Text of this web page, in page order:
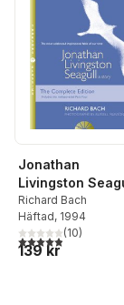
Jonathan
Livingston
Richard Bach
Häftad, 1994
4,9utav 5 stjärnor.
(10)
139 kr